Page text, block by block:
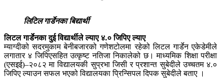
लिटिल गार्डेनका बिद्यार्थी
लिटल गार्डेनका दुई विद्यार्थीले ल्याए ४.० जिपिए ल्याए
म्याग्दीको सदरमुकाम बेनीबजारको गणेशटोलमा रहेको लिटल गार्डेन एकेडेमीले
लगातार ४ जिपिएसहित उत्कृष्ट नतिजा निकालेको छ। माध्यमिक शिक्षा परीक्षा
(एसइई)–२०८२ मा विद्यालयकी सुप्रभा जिसी र प्रशान्त सुबेदीले उच्चतम ४.०
जिपिए ल्याउन सफल भएको विद्यालयका प्रिन्सिपल दिपक सुबेदीले बताए ।